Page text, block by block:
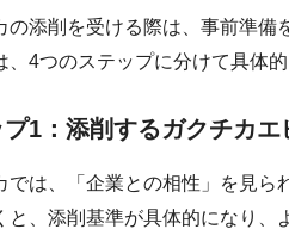
の添削を受ける際は、事前準備
、4つのステップに分けて具体的
プ1：添削するガクチカ
では、「企業との相性」を見
と、添削基準が具体的になり、